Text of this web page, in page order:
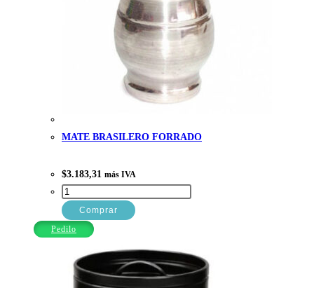
MATE BRASILERO FORRADO
$3.183,31 más IVA
MATE
BRASILERO
FORRADO
Comprar
Pedilo